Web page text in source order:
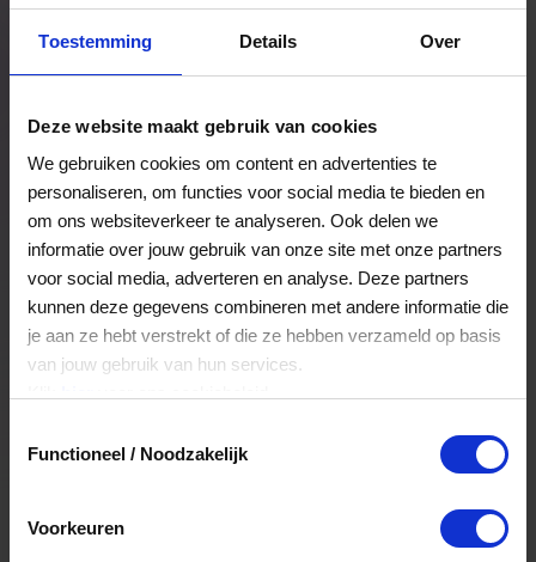
Toestemming Details Over
Deze website maakt gebruik van cookies
We gebruiken cookies om content en advertenties te
personaliseren, om functies voor social media te bieden en
om ons websiteverkeer te analyseren. Ook delen we
informatie over jouw gebruik van onze site met onze partners
voor social media, adverteren en analyse. Deze partners
kunnen deze gegevens combineren met andere informatie die
je aan ze hebt verstrekt of die ze hebben verzameld op basis
van jouw gebruik van hun services.
Functioneel / Noodzakelijk
Voorkeuren
Meerdere adressen registreren
Een bestelling volgen
Nog veel meer...
Maak account aan